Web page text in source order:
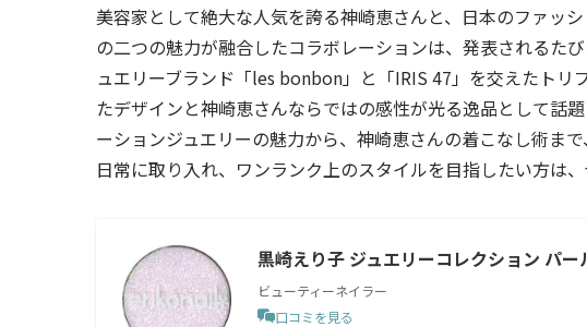
美容家として絶大な人気を誇る神崎恵さんと、日本のファッ
の二つの魅力が融合したコラボレーションは、発表されるた
ュエリーブランド「les bonbon」と「IRIS 47」を交えたト
たデザインと神崎恵さんならではの感性が光る逸品として話
ーションジュエリーの魅力から、神崎恵さんの着こなし術ま
日常に取り入れ、ワンランク上のスタイルを目指したい方は
黒崎えり子 ジュエリーコレクション パ
ビューティーネイラー
口コミを見る